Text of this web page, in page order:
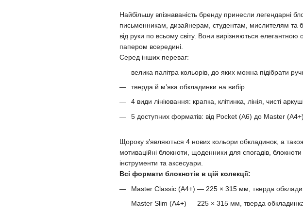
Найбільшу впізнаваність бренду принесли легендарні
письменникам, дизайнерам, студентам, мислителям та
від руки по всьому світу. Вони вирізняються
папером всередині.
Серед інших переваг:
велика палітра кольорів, до яких можна підібрати
тверда й м’яка обкладинки на вибір
4 види лініювання: крапка, клітинка, лінія, чисті
5 доступних форматів: від Pocket (A6) до Master (A4+)
Щороку з’являються 4 нових кольори обкладинок, а
мотиваційні блокноти, щоденники для спогадів,
інструменти та аксесуари.
Всі формати блокнотів в цій колекції:
Master Classic (A4+) — 225 × 315 мм, тверда
Master Slim (A4+) — 225 × 315 мм, тверда обкладинка